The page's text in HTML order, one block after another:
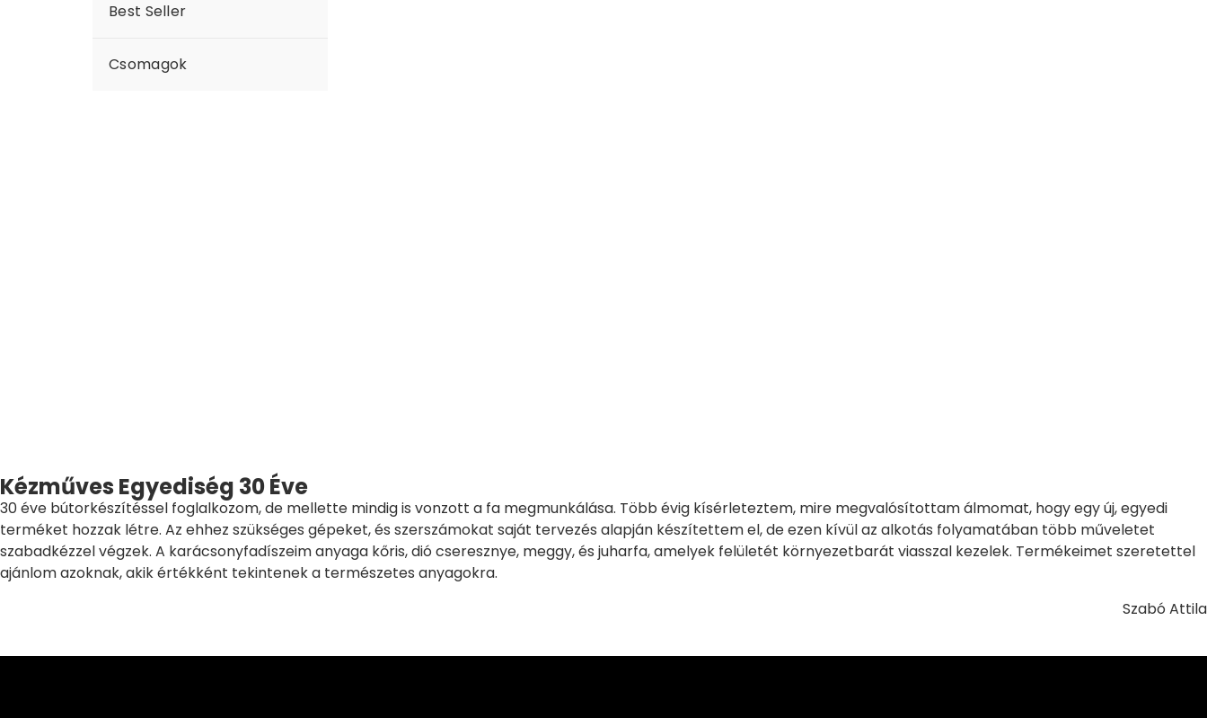
Best Seller
Csomagok
Kézműves Egyediség 30 Éve
30 éve bútorkészítéssel foglalkozom, de mellette mindig is vonzott a fa megmunkálása. Több évig kísérleteztem, mire megvalósítottam álmomat, hogy egy új, egyedi
terméket hozzak létre. Az ehhez szükséges gépeket, és szerszámokat saját tervezés alapján készítettem el, de ezen kívül az alkotás folyamatában több műveletet
szabadkézzel végzek. A karácsonyfadíszeim anyaga kőris, dió cseresznye, meggy, és juharfa, amelyek felületét környezetbarát viasszal kezelek. Termékeimet szeretettel
ajánlom azoknak, akik értékként tekintenek a természetes anyagokra.
Szabó Attila